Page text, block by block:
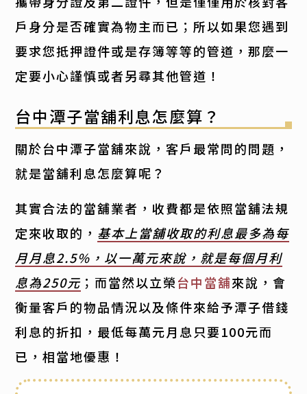
戶身分是否確實為物主而已；所以如果您遇到
要求您抵押證件或是存簿等等的管道，那麼一
定要小心謹慎或者另尋其他管道！
台中潭子當舖利息怎麼算？
關於台中潭子當舖來說，客戶最常問的問題，
就是當舖利息怎麼算呢？
其實合法的當舖業者，收費都是依照當舖法規
定來收取的， 基本上當舖收取的利息最多為每
月月息2.5%，以一萬元來說，就是每個月利
息為250元 ；而當然以立榮台中當舖來說，會
衡量客戶的物品情況以及條件來給予潭子借錢
利息的折扣，最低每萬元月息只要100元而
已，相當地優惠！